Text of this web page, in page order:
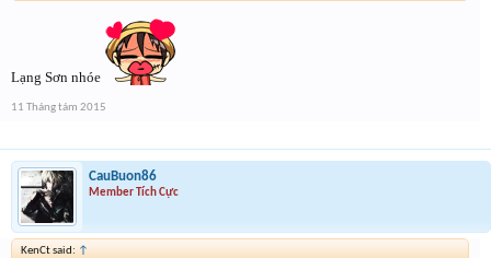
Lạng Sơn nhóe
11 Tháng tám 2015
CauBuon86
Member Tích Cực
KenCt said: ↑